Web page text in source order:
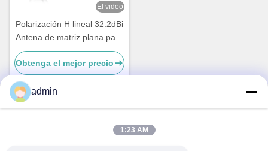
El video
Polarización H lineal 32.2dBi
Antena de matriz plana para
comunicaciones por satélite
Obtenga el mejor precio
admin
1:23 AM